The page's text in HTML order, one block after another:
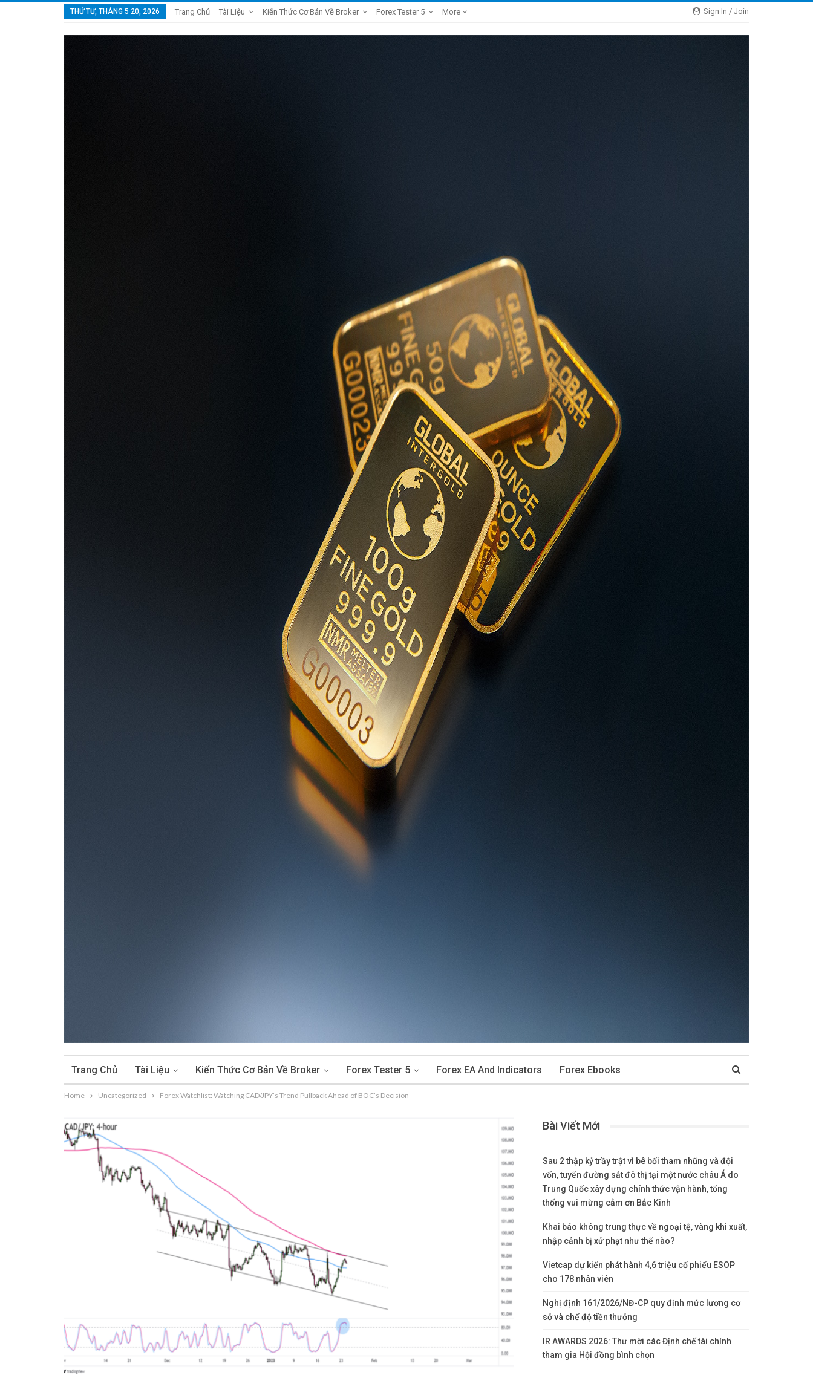
Sign In / Join
THỨ TƯ, THÁNG 5 20, 2026 Trang Chủ Tài Liệu Kiến Thức Cơ Bản Về Broker Forex Tester 5 More
Trang Chủ Tài Liệu Kiến Thức Cơ Bản Về Broker Forex Tester 5 Forex EA And Indicators Forex Ebooks
Home Uncategorized Forex Watchlist: Watching CAD/JPY’s Trend Pullback Ahead of BOC’s Decision
Bài Viết Mới
Sau 2 thập kỷ trầy trật vì bê bối tham nhũng và đội
vốn, tuyến đường sắt đô thị tại một nước châu Á do
Trung Quốc xây dựng chính thức vận hành, tổng
thống vui mừng cảm ơn Bắc Kinh
Khai báo không trung thực về ngoại tệ, vàng khi xuất,
nhập cảnh bị xử phạt như thế nào?
Vietcap dự kiến phát hành 4,6 triệu cổ phiếu ESOP
cho 178 nhân viên
Nghị định 161/2026/NĐ-CP quy định mức lương cơ
sở và chế độ tiền thưởng
IR AWARDS 2026: Thư mời các Định chế tài chính
tham gia Hội đồng bình chọn